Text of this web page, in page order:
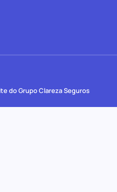
do Grupo Clareza Seguros